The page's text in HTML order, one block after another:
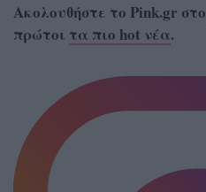
Ακολουθήστε το Pink.gr στο
πρώτοι τα πιο hot νέα.